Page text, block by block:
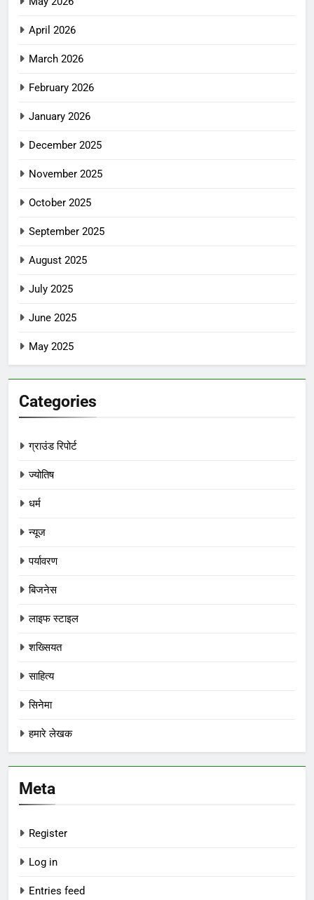
April 2026
March 2026
February 2026
January 2026
December 2025
November 2025
October 2025
September 2025
August 2025
July 2025
June 2025
May 2025
Categories
ग्राउंड रिपोर्ट
ज्योतिष
धर्म
न्यूज
पर्यावरण
बिजनेस
लाइफ स्टाइल
शख्सियत
साहित्य
सिनेमा
हमारे लेखक
Meta
Register
Log in
Entries feed